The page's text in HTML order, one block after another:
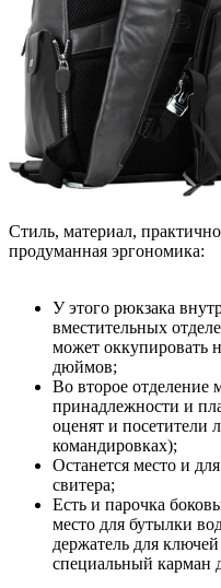
Стиль, материал,
продуманная эргономика:
У этого рюкзака
вместительных
может оккупировать
дюймов;
Во второе отделение
принадлежности и
оценят и посетители
командировках);
Останется место и
свитера;
Есть и парочка
место для бутылки
держатель для
специальный карман